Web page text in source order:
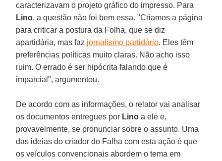
caracterizavam o projeto gráfico do impresso. Para
Lino, a questão não foi bem essa. "Criamos a página
para criticar a postura da Folha, que se diz
apartidária, mas faz jornalismo partidário. Eles têm
preferências políticas muito claras. Não acho isso
ruim. O errado é ser hipócrita falando que é
imparcial", argumentou.
De acordo com as informações, o relator vai analisar
os documentos entregues por Linoa ele e,
provavelmente, se pronunciar sobre o assunto. Uma
das ideias do criador do Falha com esta ação é que
os veículos convencionais abordem o tema em